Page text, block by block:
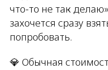
что-то не так
захочется сразу
попробовать.
💎 Обычная